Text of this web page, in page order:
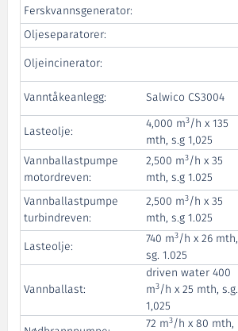
Ferskvannsgenerator:
Oljeseparatorer:
Oljeincinerator:
Vanntåkeanlegg:
Salwico CS3004
Lasteolje:
4,000 m3/h x 135
mth, s.g 1,025
Vannballastpumpe
motordreven:
2,500 m3/h x 35
mth, s.g 1.025
Vannballastpumpe
turbindreven:
2,500 m3/h x 35
mth, s.g 1.025
Lasteolje: 740 m3/h x 26 mth,
sg. 1.025
Vannballast:
driven water 400
m3/h x 25 mth, s.g.
1,025
72 m3/h x 80 mth,